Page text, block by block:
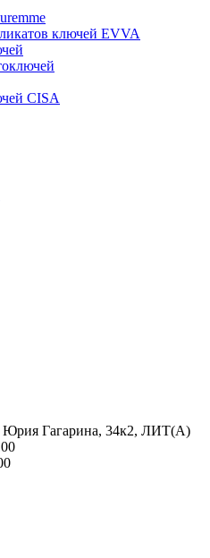
ключей EVVA
CISA
Юрия Гагарина, 34к2, ЛИТ(А)